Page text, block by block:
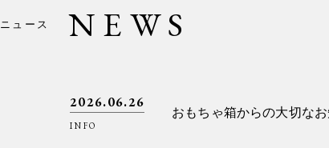
ニュース NEWS
2026.06.26
INFO
おもちゃ箱からの大切な